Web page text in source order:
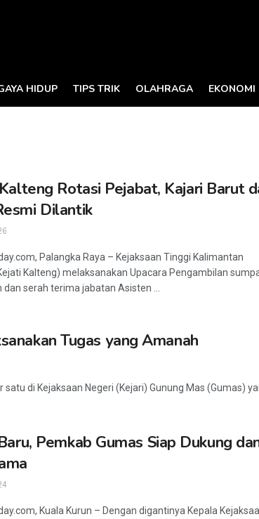
HIDUP TIPS TRIK OLAHRAGA EKONOMI
Rotasi Pejabat, Kajari Barut
Dilantik
Palangka Raya – Kejaksaan Tinggi Kalimantan
Kalteng) melaksanakan Upacara Pengambilan
dan serah terima jabatan Asisten ...
Tugas yang Amanah
di Kejaksaan Negeri (Kejari) Gunung Mas (Gumas)
Pemkab Gumas Siap Dukung
Kuala Kurun – Dengan digantinya Kepala